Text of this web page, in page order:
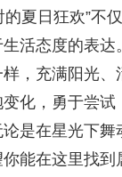
的夏日狂欢”不
活态度的表达
，充满阳光、
化，勇于尝试
是在星光下舞
能在这里找到